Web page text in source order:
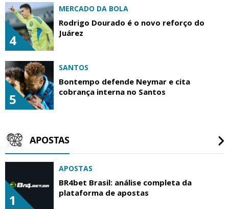
4
MERCADO DA BOLA
Rodrigo Dourado é o novo reforço do
Juárez
5
SANTOS
Bontempo defende Neymar e cita
cobrança interna no Santos
APOSTAS
1
APOSTAS
BR4bet Brasil: análise completa da
plataforma de apostas